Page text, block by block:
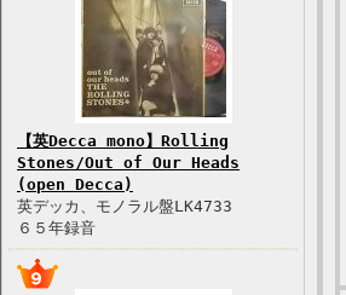
【英Decca mono】Rolling
Stones/Out of Our Heads
(open Decca)
英デッカ、モノラル盤LK4733
６５年録音